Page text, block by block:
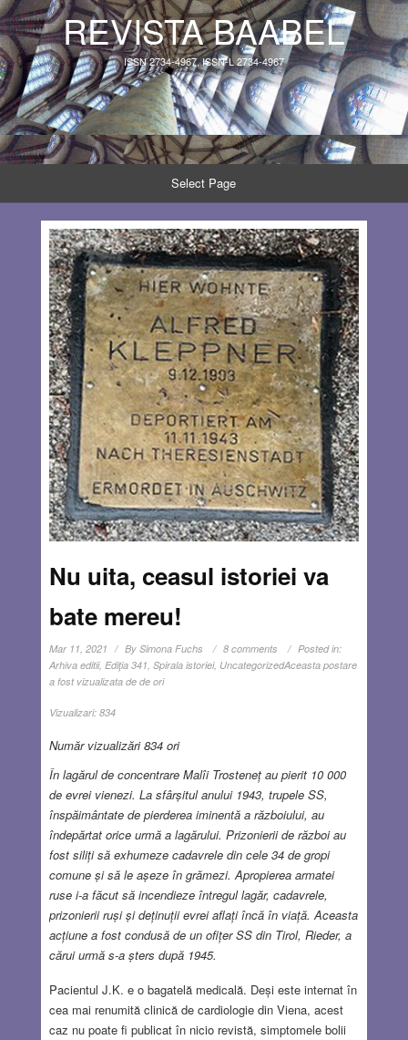
REVISTA BAABEL
ISSN 2734-4967, ISSN-L 2734-4967
Select Page
Nu uita, ceasul istoriei va
bate mereu!
Mar 11, 2021 By Simona Fuchs 8 comments
Posted in:
Arhiva editii, Ediţia 341, Spirala istoriei, UncategorizedAceasta postare
a fost vizualizata de de ori
Vizualizari: 834
Număr vizualizări 834 ori
În lagărul de concentrare Malîi Trosteneț au pierit 10 000
de evrei vienezi. La sfârșitul anului 1943, trupele SS,
înspăimântate de pierderea iminentă a războiului, au
îndepărtat orice urmă a lagărului. Prizonierii de război au
fost siliți să exhumeze cadavrele din cele 34 de gropi
comune și să le așeze în grămezi. Apropierea armatei
ruse i-a făcut să incendieze întregul lagăr, cadavrele,
prizonierii ruși și deținuții evrei aflați încă în viață. Aceasta
acțiune a fost condusă de un ofițer SS din Tirol, Rieder, a
cărui urmă s-a șters după 1945.
Pacientul J.K. e o bagatelă medicală. Deși este internat în
cea mai renumită clinică de cardiologie din Viena, acest
caz nu poate fi publicat în nicio revistă, simptomele bolii